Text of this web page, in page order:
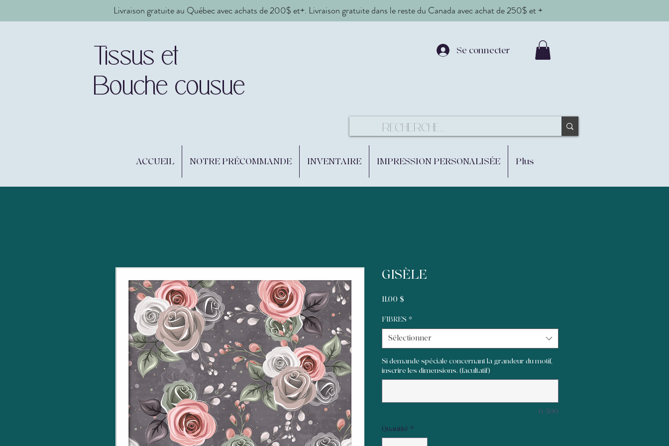
Livraison gratuite au Québec avec achats de 200$ et+. Livraison gratuite dans le reste du Canada avec achat de 250$ et +
Tissus et
Bouche cousue
Se connecter
ACCUEIL NOTRE PRÉCOMMANDE INVENTAIRE IMPRESSION PERSONALISÉE Plus
GISÈLE
11,00 $
FIBRES *
Sélectionner
Si demande spéciale concernant la grandeur du motif,
inscrire les dimensions. (facultatif)
0/500
Quantité *